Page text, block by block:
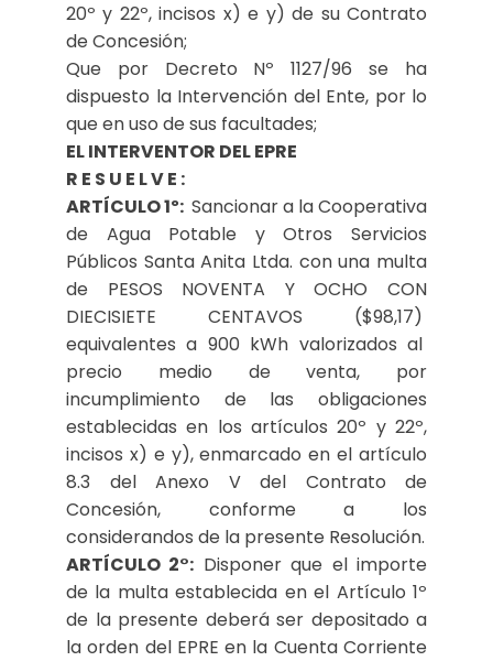
20º y 22º, incisos x) e y) de su Contrato
de Concesión;
Que por Decreto Nº 1127/96 se ha
dispuesto la Intervención del Ente, por lo
que en uso de sus facultades;
EL INTERVENTOR DEL EPRE
R E S U E L V E :
ARTÍCULO 1º: Sancionar a la Cooperativa
de Agua Potable y Otros Servicios
Públicos Santa Anita Ltda. con una multa
de PESOS NOVENTA Y OCHO CON
DIECISIETE CENTAVOS ($98,17)
equivalentes a 900 kWh valorizados al
precio medio de venta, por
incumplimiento de las obligaciones
establecidas en los artículos 20º y 22º,
incisos x) e y), enmarcado en el artículo
8.3 del Anexo V del Contrato de
Concesión, conforme a los
considerandos de la presente Resolución.
ARTÍCULO 2°: Disponer que el importe
de la multa establecida en el Artículo 1º
de la presente deberá ser depositado a
la orden del EPRE en la Cuenta Corriente